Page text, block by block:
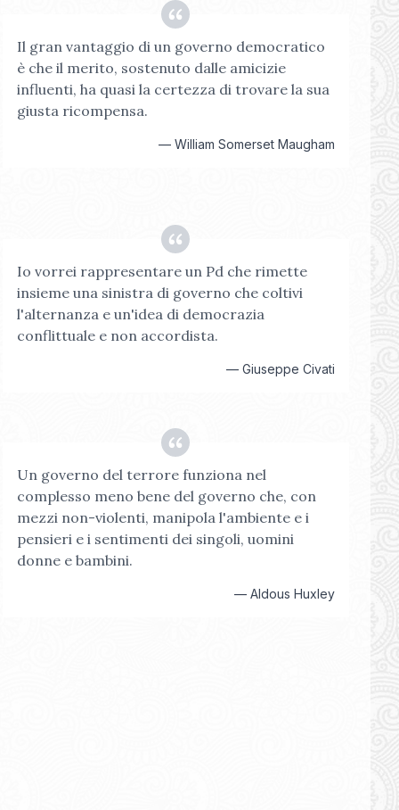
Il gran vantaggio di un governo democratico
è che il merito, sostenuto dalle amicizie
influenti, ha quasi la certezza di trovare la sua
giusta ricompensa.
— William Somerset Maugham
Io vorrei rappresentare un Pd che rimette
insieme una sinistra di governo che coltivi
l'alternanza e un'idea di democrazia
conflittuale e non accordista.
— Giuseppe Civati
Un governo del terrore funziona nel
complesso meno bene del governo che, con
mezzi non-violenti, manipola l'ambiente e i
pensieri e i sentimenti dei singoli, uomini
donne e bambini.
— Aldous Huxley